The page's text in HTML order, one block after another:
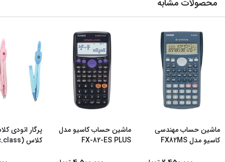
محصولات مشابه
ماشین حساب مهندسی
کاسیو مدل FX82MS
ماشین حساب کاسیو مدل
FX-82-ES PLUS
پرگار اتودی
کلاس (c.class) م